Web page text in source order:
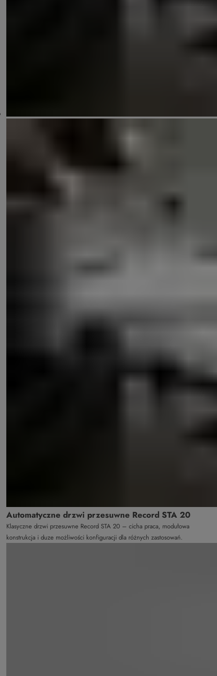
Automatyczne drzwi przesuwne Record STA 20
Klasyczne drzwi przesuwne Record STA 20 – cicha praca, modułowa
konstrukcja i duze możliwości konfiguracji dla różnych zastosowań.